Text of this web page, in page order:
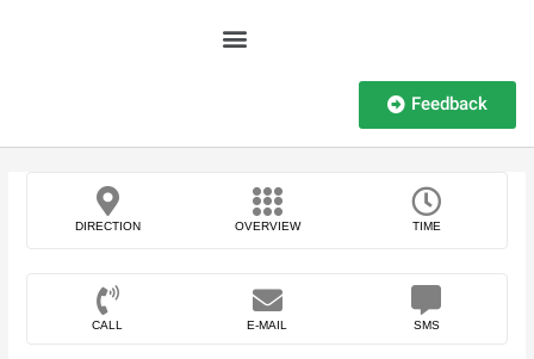
Feedback
DIRECTION OVERVIEW TIME
CALL E-MAIL SMS